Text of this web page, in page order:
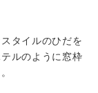
タイルのひだを
ルのように窓枠